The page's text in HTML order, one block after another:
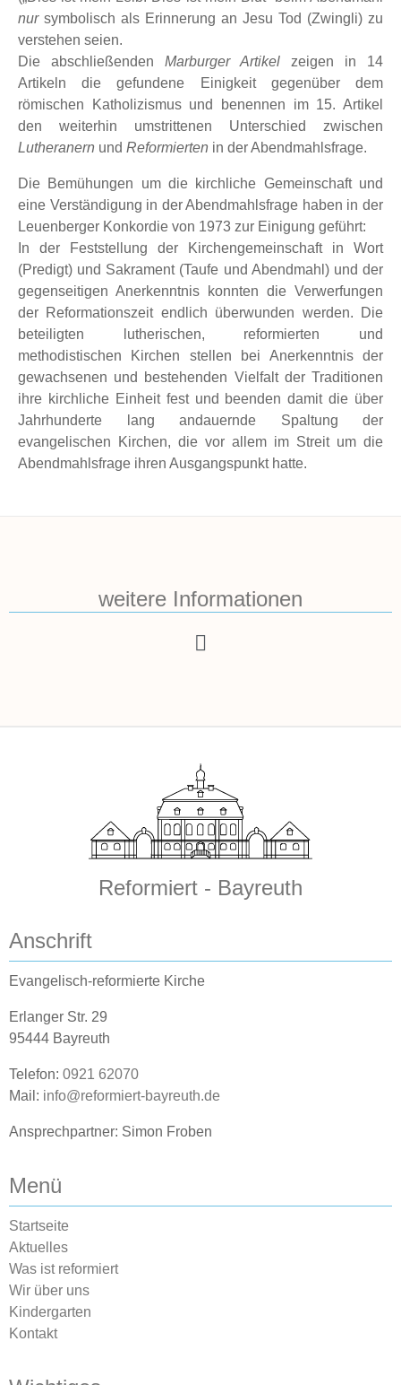
nursymbolisch als Erinnerung an Jesu Tod (Zwingli) zu
verstehen seien.
Die abschließenden Marburger Artikel zeigen in 14
Artikeln die gefundene Einigkeit gegenüber dem
römischen Katholizismus und benennen im 15. Artikel
den weiterhin umstrittenen Unterschied zwischen
Lutheranern und Reformierten in der Abendmahlsfrage.
Die Bemühungen um die kirchliche Gemeinschaft und
eine Verständigung in der Abendmahlsfrage haben in der
Leuenberger Konkordie von 1973 zur Einigung geführt:
In der Feststellung der Kirchengemeinschaft in Wort
(Predigt) und Sakrament (Taufe und Abendmahl) und der
gegenseitigen Anerkenntnis konnten die Verwerfungen
der Reformationszeit endlich überwunden werden. Die
beteiligten lutherischen, reformierten und
methodistischen Kirchen stellen bei Anerkenntnis der
gewachsenen und bestehenden Vielfalt der Traditionen
ihre kirchliche Einheit fest und beenden damit die über
Jahrhunderte lang andauernde Spaltung der
evangelischen Kirchen, die vor allem im Streit um die
Abendmahlsfrage ihren Ausgangspunkt hatte.
weitere Informationen
Reformiert - Bayreuth
Anschrift
Evangelisch-reformierte Kirche
Erlanger Str. 29
95444 Bayreuth
Telefon: 0921 62070
Mail: info@reformiert-bayreuth.de
Ansprechpartner: Simon Froben
Menü
Startseite
Aktuelles
Was ist reformiert
Wir über uns
Kindergarten
Kontakt